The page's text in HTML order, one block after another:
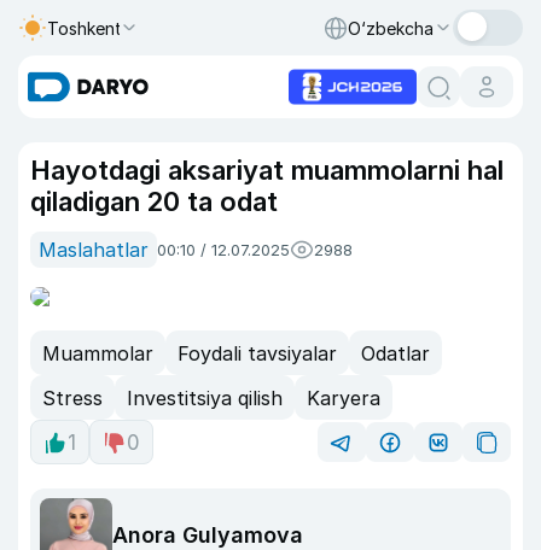
Toshkent O‘zbekcha
Hayotdagi aksariyat muammolarni hal
qiladigan 20 ta odat
Maslahatlar 00:10 / 12.07.2025 2988
Muammolar Foydali tavsiyalar
Odatlar
Stress
Investitsiya qilish
Karyera
1
0
Anora Gulyamova